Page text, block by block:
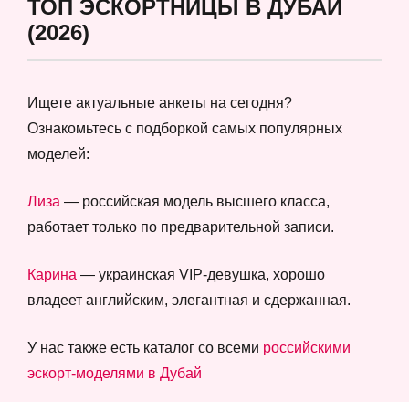
ТОП ЭСКОРТНИЦЫ В ДУБАЙ
(2026)
Ищете актуальные анкеты на сегодня?
Ознакомьтесь с подборкой самых популярных
моделей:
Лиза — российская модель высшего класса,
работает только по предварительной записи.
Карина — украинская VIP-девушка, хорошо
владеет английским, элегантная и сдержанная.
У нас также есть каталог со всеми российскими
эскорт-моделями в Дубай